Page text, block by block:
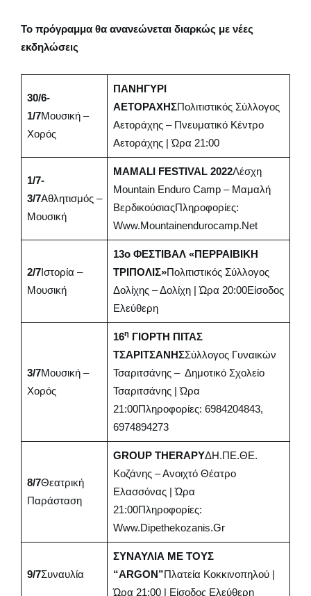
Το πρόγραμμα θα ανανεώνεται διαρκώς με νέες
εκδηλώσεις
30/6-
1/7Μουσική –
Χορός
ΠΑΝΗΓΥΡΙ
ΑΕΤΟΡΑΧΗΣΠολιτιστικός Σύλλογος
Αετοράχης – Πνευματικό Κέντρο
Αετοράχης | Ώρα 21:00
1/7-
3/7Αθλητισμός –
Μουσική
MAMALI FESTIVAL 2022Λέσχη
Mountain Enduro Camp – Μαμαλή
ΒερδικούσιαςΠληροφορίες:
Www.mountainendurocamp.net
2/7Ιστορία –
Μουσική
13ο ΦΕΣΤΙΒΑΛ «ΠΕΡΡΑΙΒΙΚΗ
ΤΡΙΠΟΛΙΣ»Πολιτιστικός Σύλλογος
Δολίχης – Δολίχη | Ώρα 20:00Είσοδος
Ελεύθερη
3/7Μουσική –
Χορός
16Η ΓΙΟΡΤΗ ΠΙΤΑΣ
ΤΣΑΡΙΤΣΑΝΗΣΣύλλογος Γυναικών
Τσαριτσάνης – Δημοτικό Σχολείο
Τσαριτσάνης | Ώρα
21:00Πληροφορίες: 6984204843,
6974894273
8/7Θεατρική
Παράσταση
GROUP THERAPYΔΗ.ΠΕ.ΘΕ.
Κοζάνης – Ανοιχτό Θέατρο
Ελασσόνας | Ώρα
21:00Πληροφορίες:
Www.dipethekozanis.gr
9/7Συναυλία
ΣΥΝΑΥΛΙΑ ΜΕ ΤΟΥΣ
“ARGON”Πλατεία Κοκκινοπηλού |
Ώρα 21:00 | Είσοδος Ελεύθερη